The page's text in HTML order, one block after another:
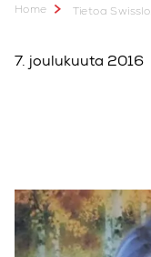
Home Tietoa Swisslogista
7. joulukuuta 2016